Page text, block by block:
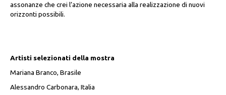
assonanze che crei l’azione necessaria alla realizzazione di nuovi
orizzonti possibili.
Artisti selezionati della mostra
Mariana Branco, Brasile
Alessandro Carbonara, Italia